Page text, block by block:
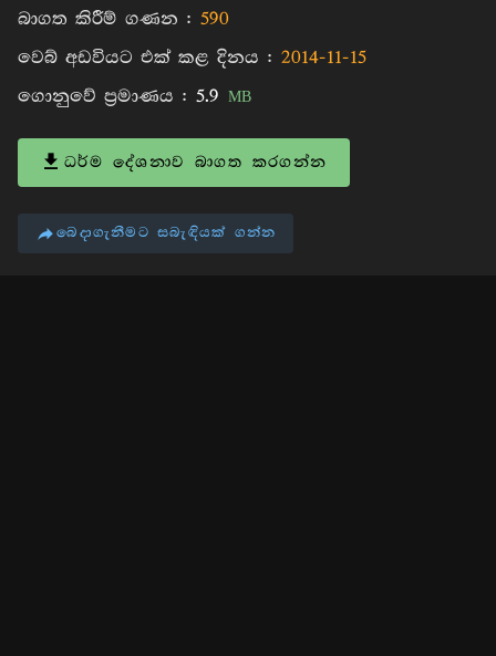
බාගත කිරීම් ගණන : 590
වෙබ් අඩවියට එක් කළ දිනය : 2014-11-15
ගොනුවේ ප්‍රමාණය : 5.9 MB
ධර්ම දේශනාව බාගත කරගන්න
බෙදාගැනීමට සබැඳියක් ගන්න